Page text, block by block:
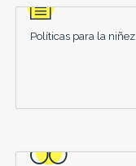
Políticas para la niñez